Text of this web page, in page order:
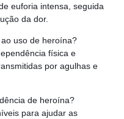
euforia intensa, seguida
da dor.
uso de heroína?
física e
por agulhas e
de heroína?
para ajudar as